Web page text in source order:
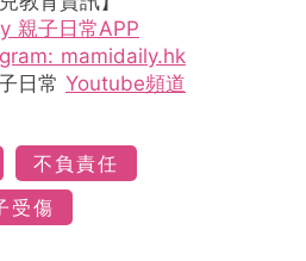
親子日常APP
mamidaily.hk
日常 Youtube頻道
不負責任
受傷